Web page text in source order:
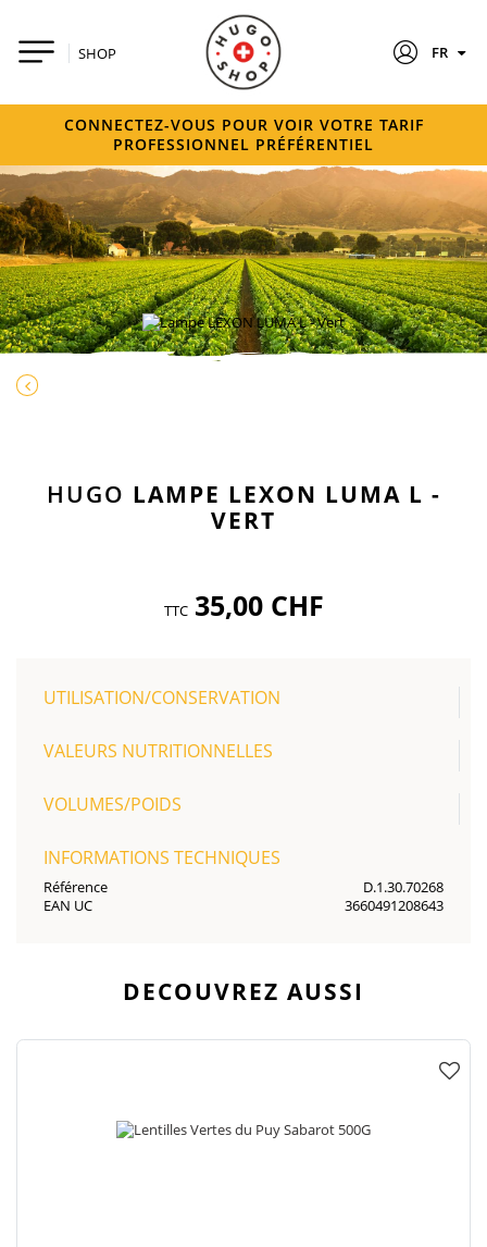
SHOP FR
CONNECTEZ-VOUS POUR VOIR VOTRE TARIF
PROFESSIONNEL PRÉFÉRENTIEL
HUGO LAMPE LEXON LUMA L -
VERT
TTC 35,00 CHF
UTILISATION/CONSERVATION
VALEURS NUTRITIONNELLES
VOLUMES/POIDS
INFORMATIONS TECHNIQUES
Référence
D.1.30.70268
EAN UC
3660491208643
DECOUVREZ AUSSI